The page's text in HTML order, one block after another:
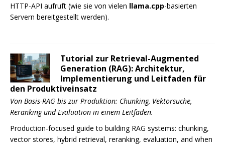
HTTP-API aufruft (wie sie von vielen llama.cpp-basierten
Servern bereitgestellt werden).
Tutorial zur Retrieval-Augmented
Generation (RAG): Architektur,
Implementierung und Leitfaden für
den Produktiveinsatz
Von Basis-RAG bis zur Produktion: Chunking, Vektorsuche,
Reranking und Evaluation in einem Leitfaden.
Production-focused guide to building RAG systems: chunking,
vector stores, hybrid retrieval, reranking, evaluation, and when